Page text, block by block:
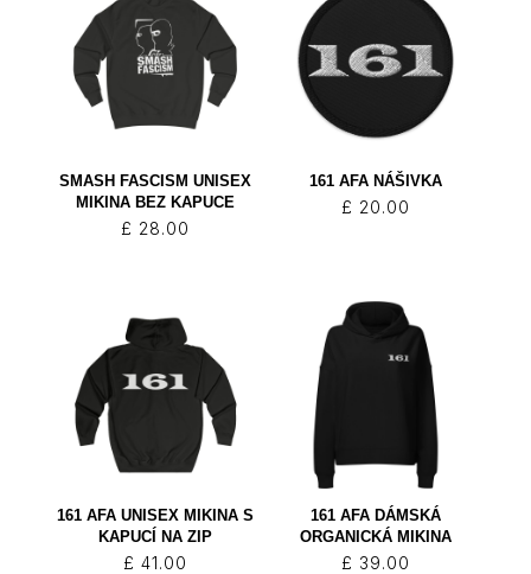
SMASH FASCISM UNISEX
MIKINA BEZ KAPUCE
£ 28.00
161 AFA NÁŠIVKA
£ 20.00
161 AFA UNISEX MIKINA S
KAPUCÍ NA ZIP
£ 41.00
161 AFA DÁMSKÁ
ORGANICKÁ MIKINA
£ 39.00